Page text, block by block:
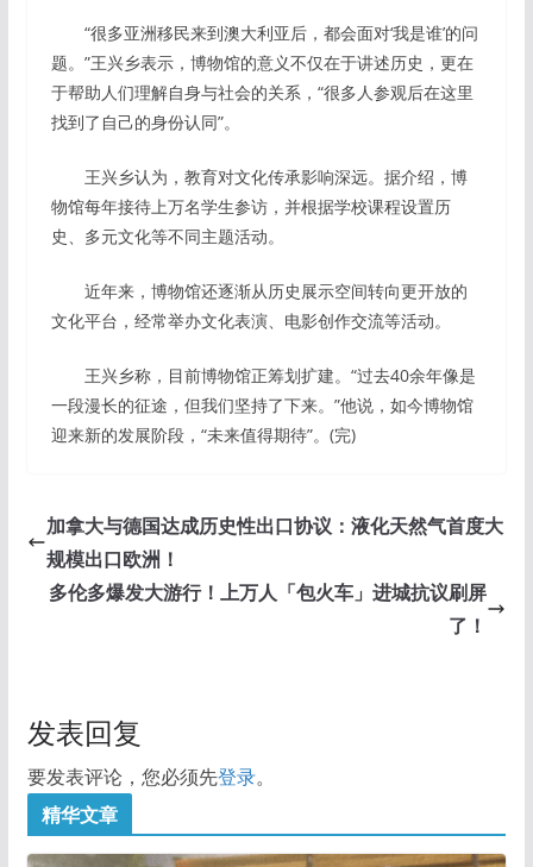
“很多亚洲移民来到澳大利亚后，都会面对‘我是谁’的问
题。”王兴乡表示，博物馆的意义不仅在于讲述历史，更在
于帮助人们理解自身与社会的关系，“很多人参观后在这里
找到了自己的身份认同”。
王兴乡认为，教育对文化传承影响深远。据介绍，博
物馆每年接待上万名学生参访，并根据学校课程设置历
史、多元文化等不同主题活动。
近年来，博物馆还逐渐从历史展示空间转向更开放的
文化平台，经常举办文化表演、电影创作交流等活动。
王兴乡称，目前博物馆正筹划扩建。“过去40余年像是
一段漫长的征途，但我们坚持了下来。”他说，如今博物馆
迎来新的发展阶段，“未来值得期待”。(完)
加拿大与德国达成历史性出口协议：液化天然气首度大
规模出口欧洲！
多伦多爆发大游行！上万人「包火车」进城抗议刷屏
了！
发表回复
要发表评论，您必须先登录。
精华文章